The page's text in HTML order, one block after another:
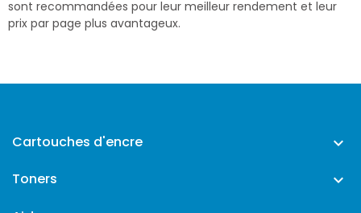
sont recommandées pour leur meilleur rendement et leur
prix par page plus avantageux.
Cartouches d'encre 
Toners 